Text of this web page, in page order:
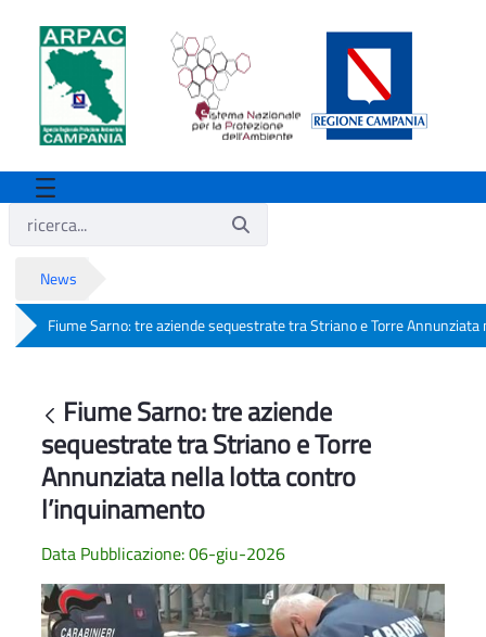
News
Fiume Sarno: tre aziende sequestrate tra Striano e Torre
Indietro
Fiume Sarno: tre aziende
sequestrate tra Striano e Torre
Annunziata nella lotta contro
l’inquinamento
Data Pubblicazione: 06-giu-2026